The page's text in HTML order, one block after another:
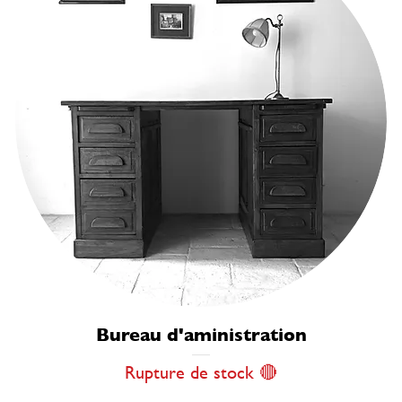
Bureau d'aministration
Rupture de stock 🔴